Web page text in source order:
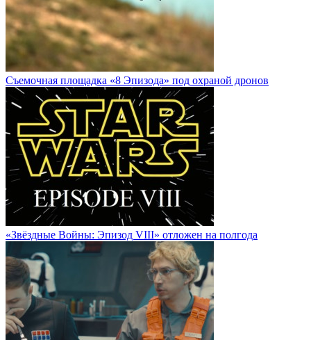
Cъемочная площадка «8 Эпизода» под охраной дронов
«Звёздные Войны: Эпизод VIII» отложен на полгода